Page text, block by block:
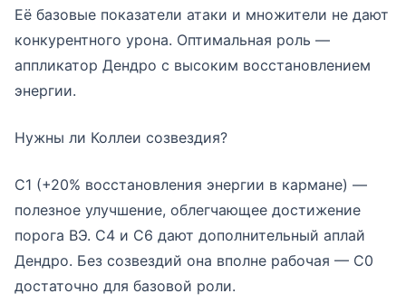
Её базовые показатели атаки и множители не дают
конкурентного урона. Оптимальная роль —
аппликатор Дендро с высоким восстановлением
энергии.
Нужны ли Коллеи созвездия?
С1 (+20% восстановления энергии в кармане) —
полезное улучшение, облегчающее достижение
порога ВЭ. С4 и С6 дают дополнительный аплай
Дендро. Без созвездий она вполне рабочая — С0
достаточно для базовой роли.